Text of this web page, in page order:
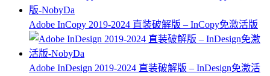
Adobe InCopy 2019-2024 直装破解版 – InCopy免激活版
Adobe InDesign 2019-2024 直装破解版 – InDesign免激活